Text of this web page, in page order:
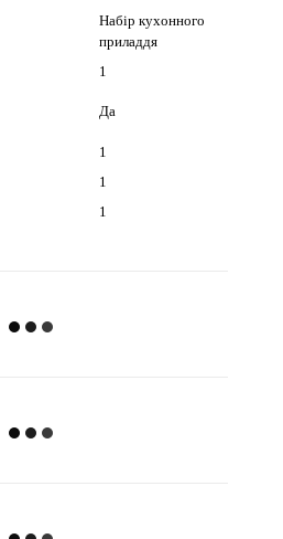
Набір кухонного
приладдя
1
Да
1
1
1